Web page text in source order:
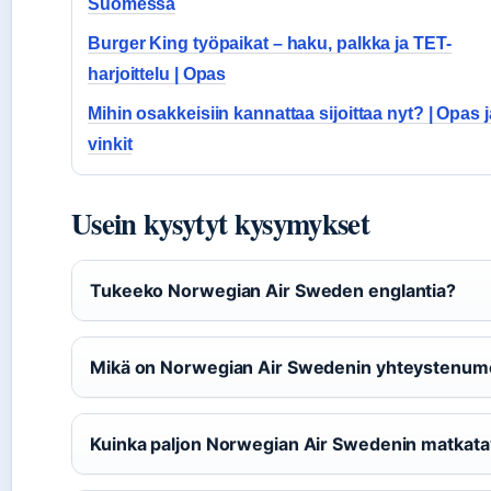
Suomessa
Burger King työpaikat – haku, palkka ja TET-
harjoittelu | Opas
Mihin osakkeisiin kannattaa sijoittaa nyt? | Opas
vinkit
Usein kysytyt kysymykset
Tukeeko Norwegian Air Sweden englantia?
Mikä on Norwegian Air Swedenin
Kuinka paljon Norwegian Air Swedenin